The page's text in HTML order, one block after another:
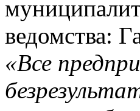
ведомства:
«Все